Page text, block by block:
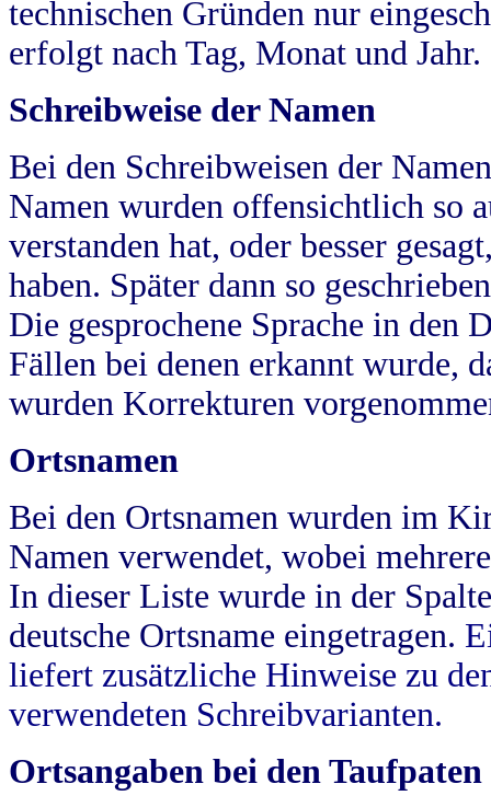
technischen Gründen nur
erfolgt nach Tag, Monat und Jahr.
Schreibweise der Namen
Bei den Schreibweisen der
Namen wurden offensichtlich so
verstanden hat, oder besser
haben. Später dann so
Die gesprochene Sprache in
Fällen bei denen erkannt wurde,
wurden Korrekturen
Ortsnamen
Bei den Ortsnamen wurden im
Namen verwendet, wobei
In dieser Liste wurde in der
deutsche Ortsname eingetragen.
liefert zusätzliche Hinweise zu
verwendeten Schreibvarianten.
Ortsangaben bei den Taufpaten